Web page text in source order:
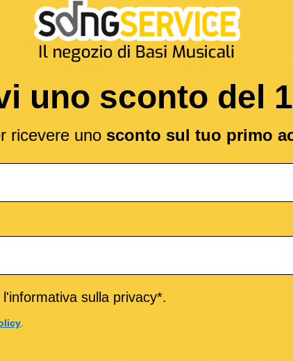
Da "camere Con Vista (2004)"
su un totale di 68
uno sconto del
ricevere uno sconto sul tuo primo
sulla privacy*.
.